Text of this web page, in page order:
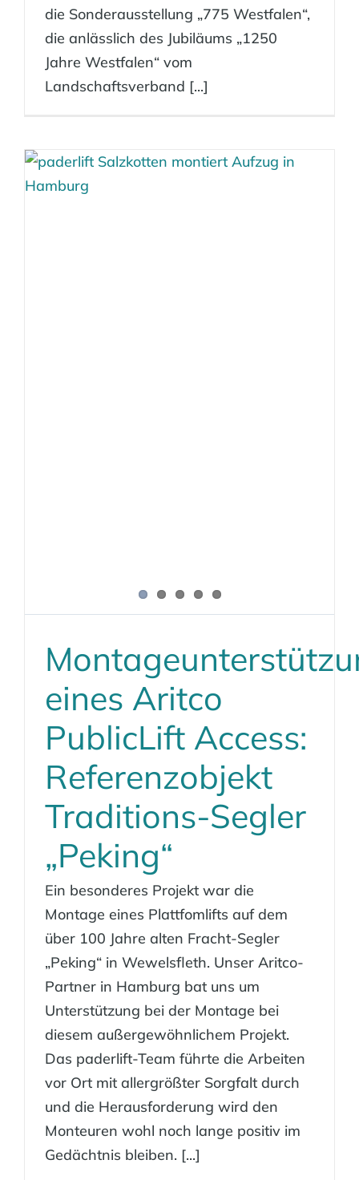
die Sonderausstellung „775 Westfalen“,
die anlässlich des Jubiläums „1250
Jahre Westfalen“ vom
Landschaftsverband [...]
eines Aritco
PublicLift Access:
Referenzobjekt
Traditions-Segler
„Peking“
Ein besonderes Projekt war die
Montage eines Plattfomlifts auf dem
über 100 Jahre alten Fracht-Segler
„Peking“ in Wewelsfleth. Unser Aritco-
Partner in Hamburg bat uns um
Unterstützung bei der Montage bei
diesem außergewöhnlichem Projekt.
Das paderlift-Team führte die Arbeiten
vor Ort mit allergrößter Sorgfalt durch
und die Herausforderung wird den
Monteuren wohl noch lange positiv im
Gedächtnis bleiben. [...]